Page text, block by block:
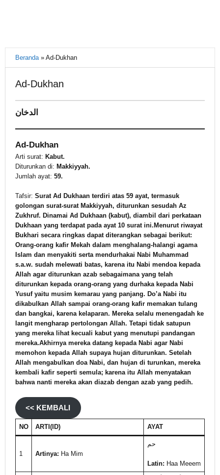
Beranda» Ad-Dukhan
Ad-Dukhan
15
2021
Warkasa
1919
الدخان
Ad-Dukhan
Arti surat: Kabut.
Diturunkan di: Makkiyyah.
Jumlah ayat: 59.
Tafsir: Surat Ad Dukhaan terdiri atas 59 ayat, termasuk
golongan surat-surat Makkiyyah, diturunkan sesudah Az
Zukhruf. Dinamai Ad Dukhaan (kabut), diambil dari perkataan
Dukhaan yang terdapat pada ayat 10 surat ini.Menurut riwayat
Bukhari secara ringkas dapat diterangkan sebagai berikut:
Orang-orang kafir Mekah dalam menghalang-halangi agama
Islam dan menyakiti serta mendurhakai Nabi Muhammad
s.a.w. sudah melewati batas, karena itu Nabi mendoa kepada
Allah agar diturunkan azab sebagaimana yang telah
diturunkan kepada orang-orang yang durhaka kepada Nabi
Yusuf yaitu musim kemarau yang panjang. Do’a Nabi itu
dikabulkan Allah sampai orang-orang kafir memakan tulang
dan bangkai, karena kelaparan. Mereka selalu menengadah ke
langit mengharap pertolongan Allah. Tetapi tidak satupun
yang mereka lihat kecuali kabut yang menutupi pandangan
mereka.Akhirnya mereka datang kepada Nabi agar Nabi
memohon kepada Allah supaya hujan diturunkan. Setelah
Allah mengabulkan doa Nabi, dan hujan di turunkan, mereka
kembali kafir seperti semula; karena itu Allah menyatakan
bahwa nanti mereka akan diazab dengan azab yang pedih.
<< KEMBALI
NO ARTI(ID) AYAT
1 Artinya: Ha Mim
حم
Latin: Haa Meeem